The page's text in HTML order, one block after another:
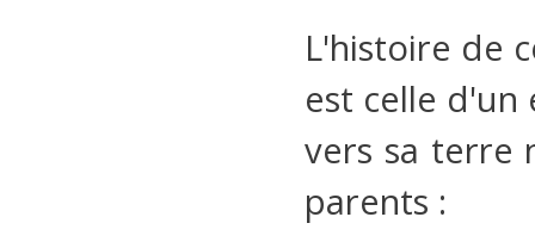
L'histoire de
est celle
vers sa terre
parents :